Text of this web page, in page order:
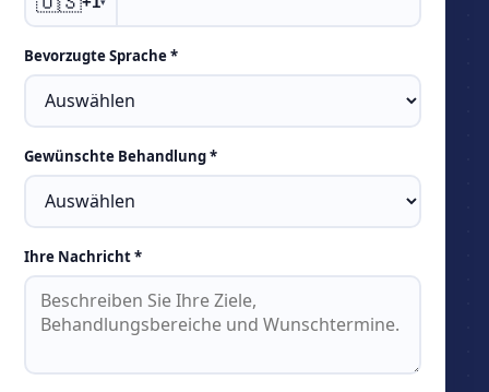
▾
Bevorzugte Sprache *
Gewünschte Behandlung *
Ihre Nachricht *